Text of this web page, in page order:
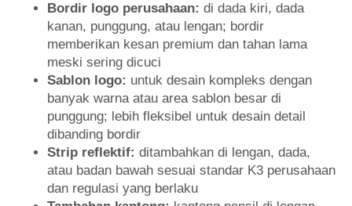
Bordir logo perusahaan: di dada kiri, dada
kanan, punggung, atau lengan; bordir
memberikan kesan premium dan tahan lama
meski sering dicuci
Sablon logo: untuk desain kompleks dengan
banyak warna atau area sablon besar di
punggung; lebih fleksibel untuk desain detail
dibanding bordir
Strip reflektif: ditambahkan di lengan, dada,
atau badan bawah sesuai standar K3 perusahaan
dan regulasi yang berlaku